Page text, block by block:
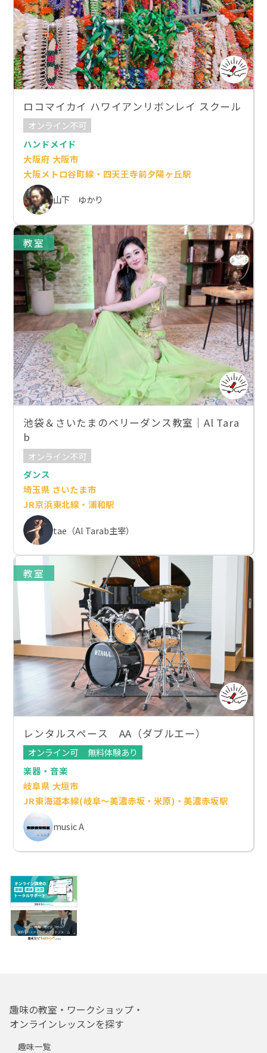
ロコマイカイ ハワイアンリボンレイ スクール
オンライン不可
ハンドメイド
大阪府 大阪市
大阪メトロ谷町線・四天王寺前夕陽ヶ丘駅
山下 ゆかり
教室
池袋＆さいたまのベリーダンス教室｜Al Tara
b
オンライン不可
ダンス
埼玉県 さいたま市
JR京浜東北線・浦和駅
tae（Al Tarab主宰）
教室
レンタルスペース AA（ダブルエー）
オンライン可
無料体験あり
楽器・音楽
岐阜県 大垣市
JR東海道本線(岐阜～美濃赤坂・米原)・美濃赤坂駅
music A
趣味の教室・ワークショップ・
オンラインレッスンを探す
趣味一覧